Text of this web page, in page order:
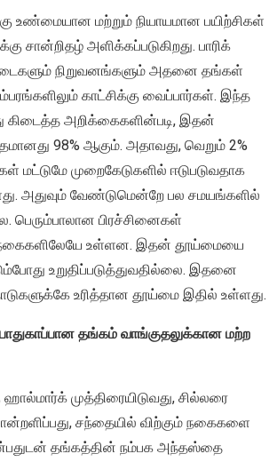
உண்மையான மற்றும் நியாயமான பயிற்சிகள்
சான்றிதழ் அளிக்கப்படுகிறது. பாரிக்
நிறுவனங்களும் அதனை தங்கள்
காட்சிக்கு வைப்பார்கள். இந்த
கிடைத்த அறிக்கைகளின்படி, இதன்
98% ஆகும். அதாவது, வெறும் 2%
மட்டுமே முறைகேடுகளில் ஈடுபடுவதாக
அதுவும் வேண்டுமென்றே பல சமயங்களில்
பெரும்பாலான பிரச்சினைகள்
நகைகளிலேயே உள்ளன. இதன் தூய்மையை
உறுதிப்படுத்துவதில்லை. இதனை
உரித்தான தூய்மை இதில் உள்ளது.
தங்கம் வாங்குதலுக்கான மற்ற
முத்திரையிடுவது, சில்லரை
சந்தையில் விற்கும் நகைகளை
தங்கத்தின் நம்பக அந்தஸ்தை